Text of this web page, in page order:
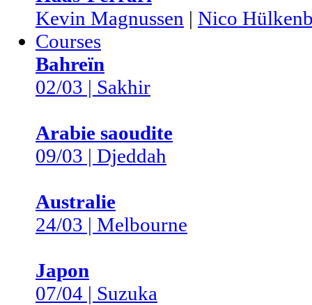
Kevin Magnussen | Nico
Courses
Bahreïn
02/03 | Sakhir
Arabie saoudite
09/03 | Djeddah
Australie
24/03 | Melbourne
Japon
07/04 | Suzuka